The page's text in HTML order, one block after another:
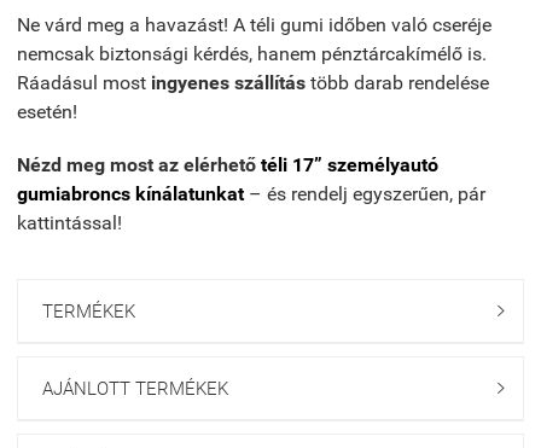
Ne várd meg a havazást! A téli gumi időben való cseréje
nemcsak biztonsági kérdés, hanem pénztárcakímélő is.
Ráadásul most ingyenes szállítás több darab rendelése
esetén!
Nézd meg most az elérhető téli 17” személyautó
gumiabroncs kínálatunkat– és rendelj egyszerűen, pár
kattintással!
TERMÉKEK 
AJÁNLOTT TERMÉKEK 